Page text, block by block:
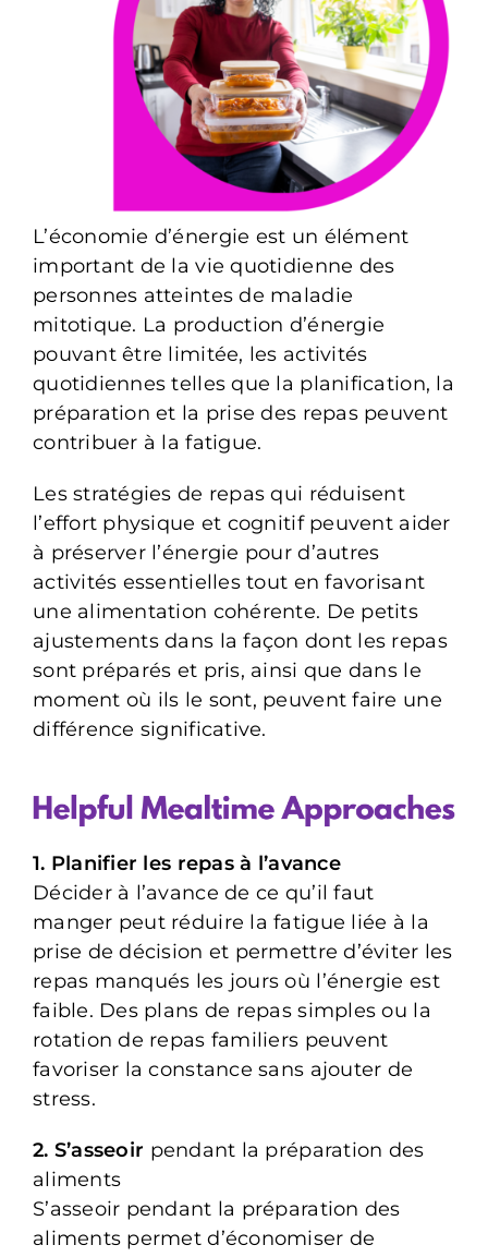
L’économie d’énergie est un élément
important de la vie quotidienne des
personnes atteintes de maladie
mitotique. La production d’énergie
pouvant être limitée, les activités
quotidiennes telles que la planification, la
préparation et la prise des repas peuvent
contribuer à la fatigue.
Les stratégies de repas qui réduisent
l’effort physique et cognitif peuvent aider
à préserver l’énergie pour d’autres
activités essentielles tout en favorisant
une alimentation cohérente. De petits
ajustements dans la façon dont les repas
sont préparés et pris, ainsi que dans le
moment où ils le sont, peuvent faire une
différence significative.
1. Planifier les repas à l’avance
Décider à l’avance de ce qu’il faut
manger peut réduire la fatigue liée à la
prise de décision et permettre d’éviter les
repas manqués les jours où l’énergie est
faible. Des plans de repas simples ou la
rotation de repas familiers peuvent
favoriser la constance sans ajouter de
stress.
2. S’asseoir pendant la préparation des
aliments
S’asseoir pendant la préparation des
aliments permet d’économiser de